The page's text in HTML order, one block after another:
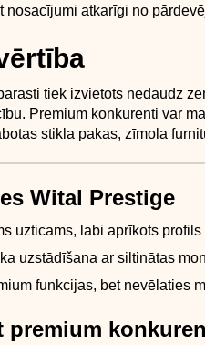
nosacījumi atkarīgi no
tiek izvietots nedaudz
Premium konkurenti var
stikla pakas, zīmola
Wital Prestige
uzticams, labi aprīkots
uzstādīšana ar siltinātas
funkcijas, bet nevēlaties
premium